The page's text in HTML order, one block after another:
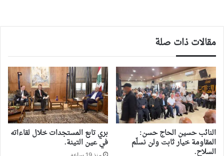
مقالات ذات صلة
النائب حسين الحاج حسن:
المقاومة خيار ثابت ولن نسلّم
السلاح.
بري تابع المستجدات خلال لقاءاته
في عين التينة.